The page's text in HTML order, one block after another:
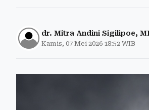
dr. Mitra Andini Sigilipoe,
Kamis, 07 Mei 2026 18:52 WIB